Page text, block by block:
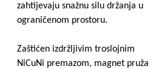
zahtijevaju snažnu silu držanja u
ograničenom prostoru.
Zaštićen izdržljivim troslojnim
NiCuNi premazom, magnet pruža